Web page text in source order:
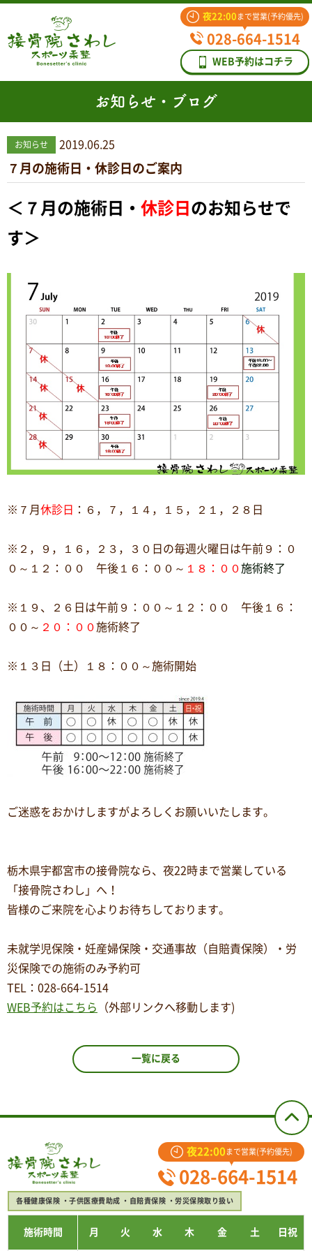
夜22:00 まで営業(予約優先)
028-664-1514
WEB予約はコチラ
お知らせ・ブログ
お知らせ 2019.06.25
７月の施術日・休診日のご案内
＜７ 月の施術日・ 休診日 のお知らせで
す＞
※７月休診日 ：６，７，１４，１５，２１，２８日
※２，９，１６，２３，３０日の毎週火曜日は午前９：０
０～１２：００ 午後１６：００～ １８：００施術終了
※１９、２６日は午前９：００～１２：００ 午後１６：
００～ ２０：００施術終了
※１３日（土）１８：００～施術開始
ご迷惑をおかけしますがよろしくお願いいたします。
栃木県宇都宮市の接骨院なら、夜22時まで営業している
「接骨院さわし」へ！
皆様のご来院を心よりお待ちしております。
未就学児保険・妊産婦保険・交通事故（自賠責保険）・労
災保険での施術のみ予約可
TEL
： 028-664-1514
WEB予約はこちら
（外部リンクへ移動します)
一覧に戻る
夜22:00 まで営業(予約優先)
028-664-1514
各種健康保険 子供医療費助成 自賠責保険 労災保険取り扱い
施術時間 月 火 水 木 金 土 日祝